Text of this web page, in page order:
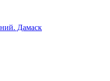
Дамаск